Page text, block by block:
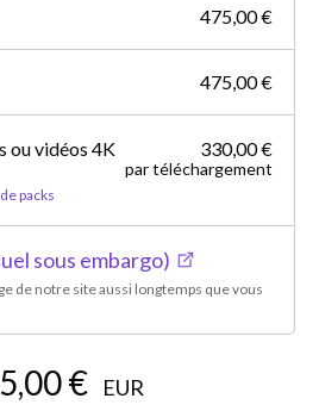
475,00 €
475,00 €
ou vidéos 4K
packs
330,00 €
par téléchargement
sous embargo)
de notre site aussi longtemps que vous
€ EUR